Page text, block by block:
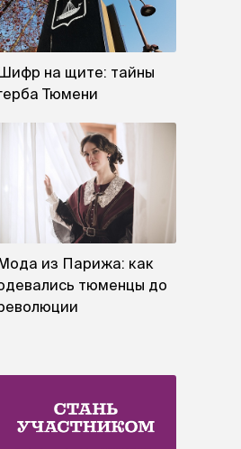
Шифр на щите: тайны
Тюмени
из Парижа: как
тюменцы до